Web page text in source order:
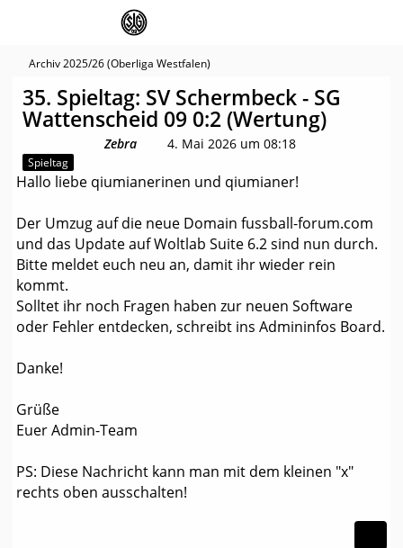
Archiv 2025/26 (Oberliga Westfalen)
35. Spieltag: SV Schermbeck - SG
Wattenscheid 09 0:2 (Wertung)
Spieltag
Zebra 4. Mai 2026 um 08:18
Hallo liebe qiumianerinen und qiumianer!
Der Umzug auf die neue Domain fussball-forum.com
und das Update auf Woltlab Suite 6.2 sind nun durch.
Bitte meldet euch neu an, damit ihr wieder rein
kommt.
Solltet ihr noch Fragen haben zur neuen Software
oder Fehler entdecken, schreibt ins Admininfos Board.
Danke!
Grüße
Euer Admin-Team
PS: Diese Nachricht kann man mit dem kleinen "x"
rechts oben ausschalten!